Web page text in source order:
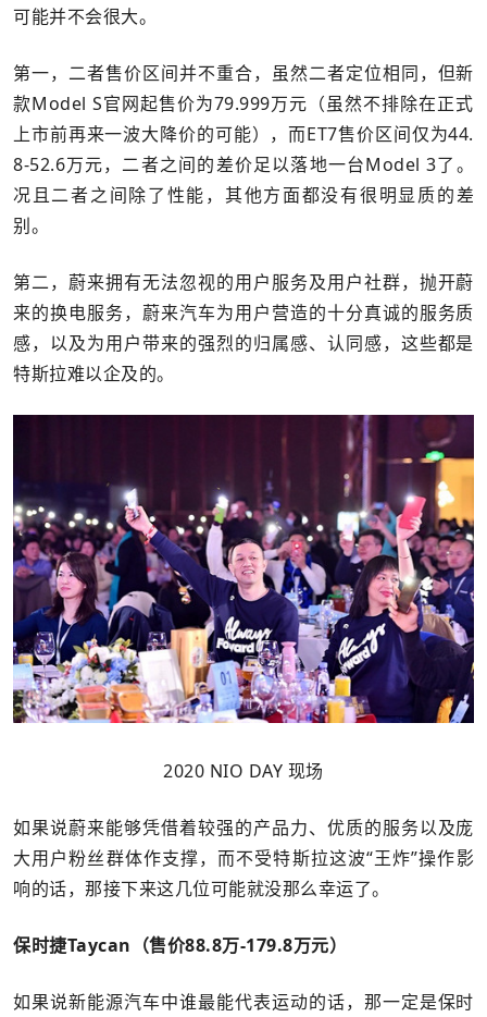
可能并不会很大。
第一，二者售价区间并不重合，虽然二者定位相同，但新
款Model S官网起售价为79.999万元（虽然不排除在正式
上市前再来一波大降价的可能），而ET7售价区间仅为44.
8-52.6万元，二者之间的差价足以落地一台Model 3了。
况且二者之间除了性能，其他方面都没有很明显质的差
别。
第二，蔚来拥有无法忽视的用户服务及用户社群，抛开蔚
来的换电服务，蔚来汽车为用户营造的十分真诚的服务质
感，以及为用户带来的强烈的归属感、认同感，这些都是
特斯拉难以企及的。
2020 NIO DAY 现场
如果说蔚来能够凭借着较强的产品力、优质的服务以及庞
大用户粉丝群体作支撑，而不受特斯拉这波“王炸”操作影
响的话，那接下来这几位可能就没那么幸运了。
保时捷Taycan（售价88.8万-179.8万元）
如果说新能源汽车中谁最能代表运动的话，那一定是保时